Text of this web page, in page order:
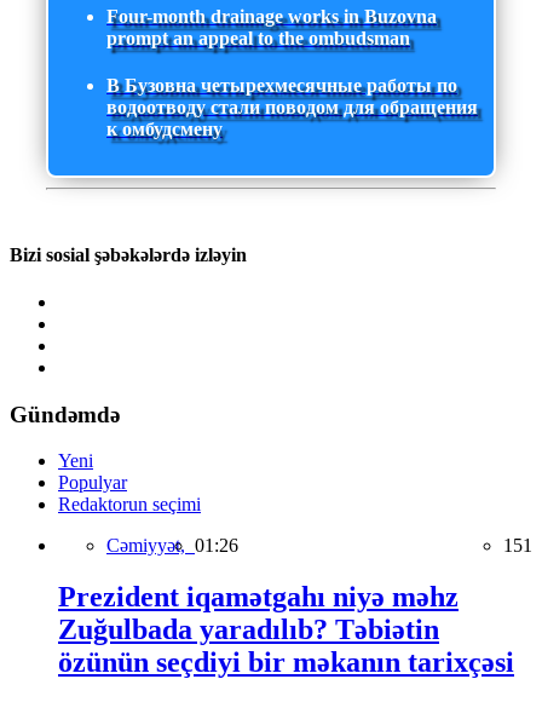
Four-month drainage works in Buzovna
prompt an appeal to the ombudsman
В Бузовна четырехмесячные работы по
водоотводу стали поводом для обращения
к омбудсмену
Bizi sosial şəbəkələrdə izləyin
Gündəmdə
Yeni
Populyar
Redaktorun seçimi
Cəmiyyət, 01:26 151
Prezident iqamətgahı niyə məhz
Zuğulbada yaradılıb? Təbiətin
özünün seçdiyi bir məkanın tarixçəsi